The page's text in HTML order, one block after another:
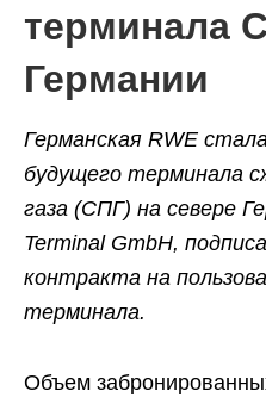
терминала
Германии
Германская RWE
будущего терминала
газа (СПГ) на севере
Terminal GmbH,
контракта на
терминала.
Объем